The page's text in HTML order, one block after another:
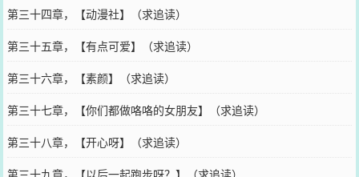
第三十四章，【动漫社】（求追读）
第三十五章，【有点可爱】（求追读）
第三十六章，【素颜】（求追读）
第三十七章，【你们都做咯咯的女朋友】（求追读）
第三十八章，【开心呀】（求追读）
第三十九章，【以后一起跑步呀？】（求追读）